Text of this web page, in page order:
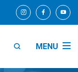
MENU